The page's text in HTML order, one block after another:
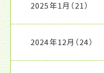
2025年1月 （21）
2024年12月 （24）